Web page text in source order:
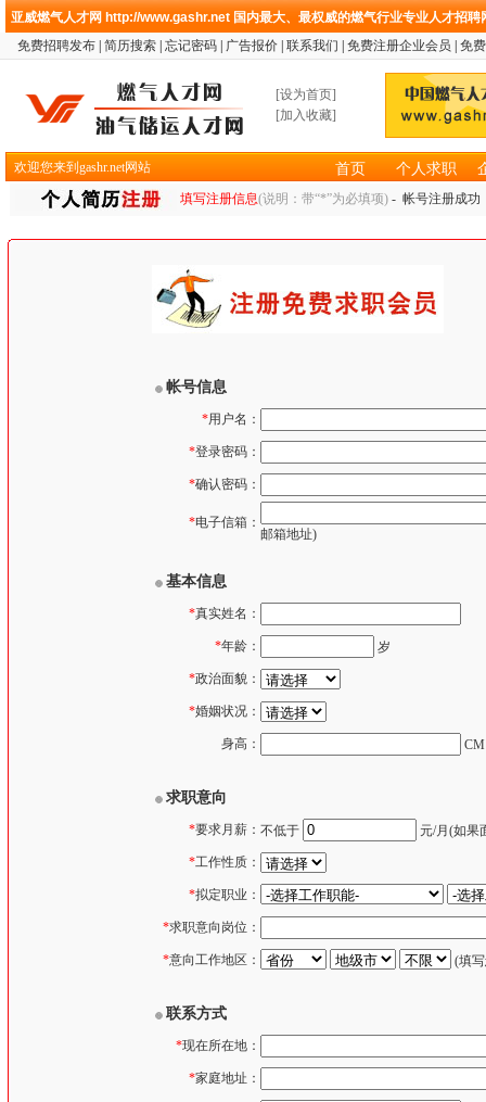
亚威燃气人才网 http://www.gashr.net 国内最大、最权威的燃气行业专业人才招
免费招聘发布 简历搜索 忘记密码 广告报价 联系我们 免费注册企业会员 免
[设为首页]
[加入收藏]
欢迎您来到gashr.net网站 首页 个人求职
填写注册信息(说明：带“*”为必填项) - 帐号注册成
帐号信息
*用户名：
*登录密码：
*确认密码：
*电子信箱：
邮箱地址)
基本信息
*真实姓名：
*年龄： 岁
*政治面貌：
*婚姻状况：
身高： CM
求职意向
*要求月薪： 不低于 元/月(如果
*工作性质：
*拟定职业：
*求职意向岗位：
*意向工作地区： (填
联系方式
*现在所在地：
*家庭地址：